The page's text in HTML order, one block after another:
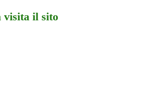
visita il sito